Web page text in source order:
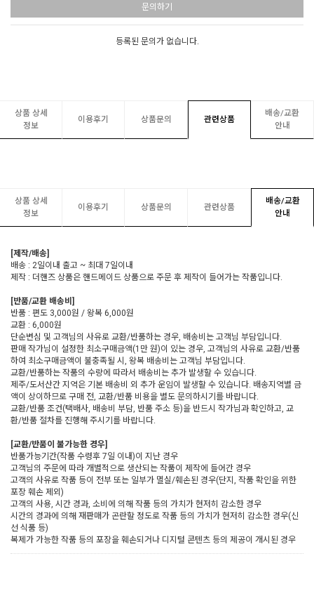
문의하기
등록된 문의가 없습니다.
상품 상세
정보
이용후기 상품문의 관련상품
배송/교환
안내
상품 상세
정보
이용후기 상품문의 관련상품
배송/교환
안내
[제작/배송]
배송 : 2일이내 출고 ~ 최대 7일이내
제작 : 더핸즈 상품은 핸드메이드 상품으로 주문 후 제작이 들어가는 작품입니다.
[반품/교환 배송비]
반품 : 편도 3,000원 / 왕복 6,000원
교환 : 6,000원
단순변심 및 고객님의 사유로 교환/반품하는 경우, 배송비는 고객님 부담입니다.
판매 작가님이 설정한 최소구매금액(1만 원)이 있는 경우, 고객님의 사유로 교환/반품
하여 최소구매금액이 불충족될 시, 왕복 배송비는 고객님 부담입니다.
교환/반품하는 작품의 수량에 따라서 배송비는 추가 발생할 수 있습니다.
제주/도서산간 지역은 기본 배송비 외 추가 운임이 발생할 수 있습니다. 배송지역별 금
액이 상이하므로 구매 전, 교환/반품 비용을 별도 문의하시기를 바랍니다.
교환/반품 조건(택배사, 배송비 부담, 반품 주소 등)을 반드시 작가님과 확인하고, 교
환/반품 절차를 진행해 주시기를 바랍니다.
[교환/반품이 불가능한 경우]
반품가능기간(작품 수령후 7일 이내)이 지난 경우
고객님의 주문에 따라 개별적으로 생산되는 작품이 제작에 들어간 경우
고객의 사유로 작품 등이 전부 또는 일부가 멸실/훼손된 경우(단지, 작품 확인을 위한
포장 훼손 제외)
고객의 사용, 시간 경과, 소비에 의해 작품 등의 가치가 현저히 감소한 경우
시간의 경과에 의해 재판매가 곤란할 정도로 작품 등의 가치가 현저히 감소한 경우(신
선 식품 등)
복제가 가능한 작품 등의 포장을 훼손되거나 디지털 콘텐츠 등의 제공이 개시된 경우